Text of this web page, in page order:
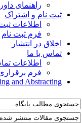
راهنمای داوران
ثبت نام و اشتراک
اطلاعات ثبت
فرم ثبت نام
اخلاق در انتشار
تماس با ما
اطلاعات
فرم برقراری
and Abstracting